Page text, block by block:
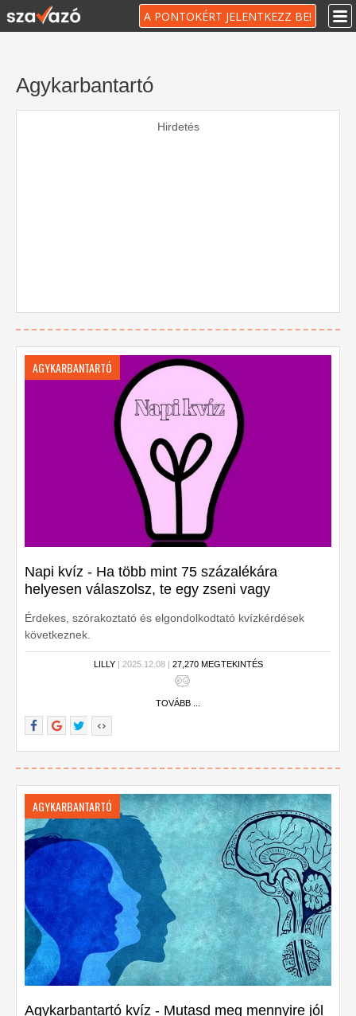
A PONTOKÉRT JELENTKEZZ BE!
Agykarbantartó
Hirdetés
AGYKARBANTARTÓ
Napi kvíz - Ha több mint 75 százalékára
helyesen válaszolsz, te egy zseni vagy
Érdekes, szórakoztató és elgondolkodtató kvízkérdések
következnek.
LILLY| 2025.12.08 | 27,270 MEGTEKINTÉS
TOVÁBB ...
AGYKARBANTARTÓ
Agykarbantartó kvíz - Mutasd meg mennyire jól